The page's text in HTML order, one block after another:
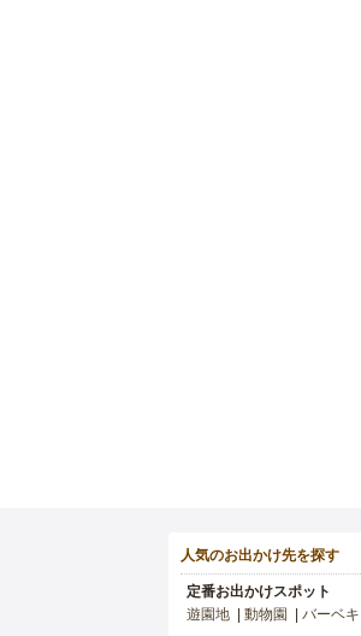
人気のお出かけ先を探す
定番お出かけスポット
遊園地
動物園 バーベ